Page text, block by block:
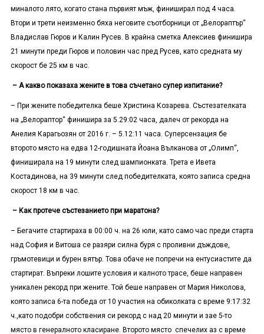
миналото лято, когато стана първият мъж, финиширал под 4 часа.
Втори и трети неизменно бяха неговите съотборници от „Велораптър“
Владислав Гюров и Калин Русев. В крайна сметка Алексиев финишира
21 минути преди Гюров и половин час пред Русев, като средната му
скорост бе 25 км в час.
– А какво показаха жените в това съчетано супер изпитание?
– При жените победителка беше Христина Козарева. Състезателката
на „Велораптор“ финишира за 5.29:02 часа, далеч от рекорда на
Анелия Карагьозян от 2016 г. – 5.12:11 часа. Суперсензация бе
второто място на едва 12-годишната Йоана Вълканова от „Олимп“,
финиширала на 19 минути след шампионката. Трета е Ивета
Костадинова, на 39 минути след победителката, която записа средна
скорост 18 км в час.
– Как протече състезанието при маратона?
– Бегачите стартираха в 00:00 ч. на 26 юли, като само час преди старта
над София и Витоша се разяри силна буря с проливни дъждове,
гръмотевици и бурен вятър. Това обаче не попречи на ентусиастите да
стартират. Въпреки лошите условия и калното трасе, беше направен
уникален рекорд при жените. Той беше направен от Мария Николова,
която записа 6-та победа от 10 участия на обиколката с време 9:17:32
ч.,като подобри собствения си рекорд с над 20 минути и зае 5-то
място в генералното класиране. Второто място спечелих аз с време